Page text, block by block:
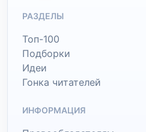
РАЗДЕЛЫ
Топ-100
Подборки
Идеи
Гонка читателей
ИНФОРМАЦИЯ